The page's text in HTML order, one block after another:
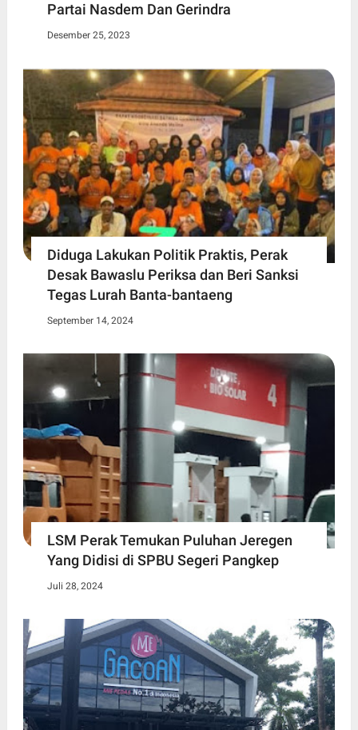
Partai Nasdem Dan Gerindra
Desember 25, 2023
Diduga Lakukan Politik Praktis, Perak
Desak Bawaslu Periksa dan Beri Sanksi
Tegas Lurah Banta-bantaeng
September 14, 2024
LSM Perak Temukan Puluhan Jeregen
Yang Didisi di SPBU Segeri Pangkep
Juli 28, 2024